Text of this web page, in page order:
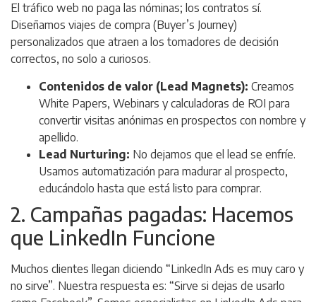
El tráfico web no paga las nóminas; los contratos sí.
Diseñamos viajes de compra (Buyer’s Journey)
personalizados que atraen a los tomadores de decisión
correctos, no solo a curiosos.
Contenidos de valor (Lead Magnets): Creamos
White Papers, Webinars y calculadoras de ROI para
convertir visitas anónimas en prospectos con nombre y
apellido.
Lead Nurturing: No dejamos que el lead se enfríe.
Usamos automatización para madurar al prospecto,
educándolo hasta que está listo para comprar.
2. Campañas pagadas: Hacemos
que LinkedIn Funcione
Muchos clientes llegan diciendo “LinkedIn Ads es muy caro y
no sirve”. Nuestra respuesta es: “Sirve si dejas de usarlo